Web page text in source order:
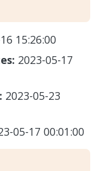
15:26:00
2023-05-17
2023-05-23
05-17 00:01:00